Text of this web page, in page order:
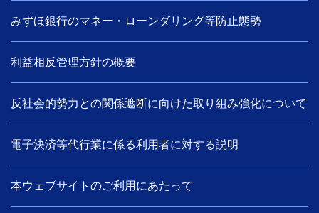
みずほ銀行のマネー・ローンダリング等防止態勢
利益相反管理方針の概要
反社会的勢力との関係遮断に向けた取り組み強化について
電子決済等代行業に係る利用者に対する説明
本ウェブサイトのご利用にあたって